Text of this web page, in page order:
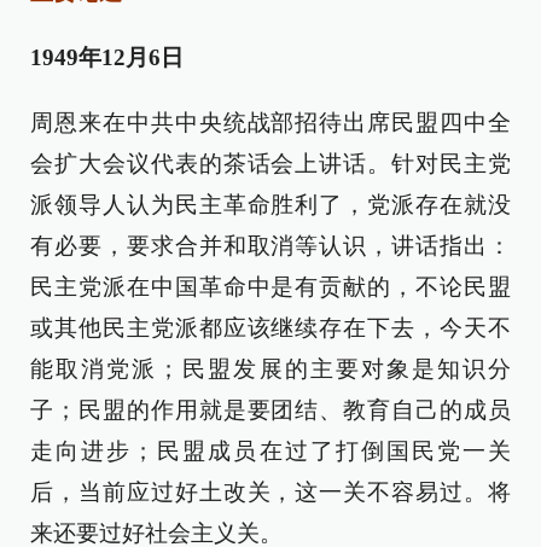
1949年12月6日
周恩来在中共中央统战部招待出席民盟四中全
会扩大会议代表的茶话会上讲话。针对民主党
派领导人认为民主革命胜利了，党派存在就没
有必要，要求合并和取消等认识，讲话指出：
民主党派在中国革命中是有贡献的，不论民盟
或其他民主党派都应该继续存在下去，今天不
能取消党派；民盟发展的主要对象是知识分
子；民盟的作用就是要团结、教育自己的成员
走向进步；民盟成员在过了打倒国民党一关
后，当前应过好土改关，这一关不容易过。将
来还要过好社会主义关。